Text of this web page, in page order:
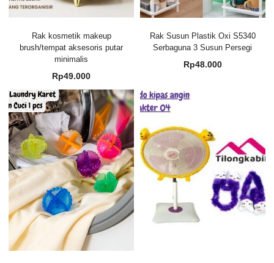
Rak kosmetik makeup
brush/tempat aksesoris putar
minimalis
Rp49.000
Rak Susun Plastik Oxi S5340
Serbaguna 3 Susun Persegi
Rp48.000